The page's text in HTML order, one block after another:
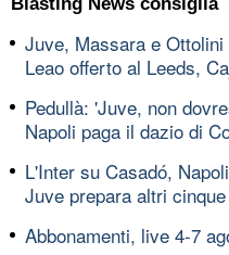
Juve, Massara e
Leao offerto al Leeds,
Pedullà: 'Juve, non
Napoli paga il dazio di
L'Inter su Casadó,
Juve prepara altri
Abbonamenti, live 4-7